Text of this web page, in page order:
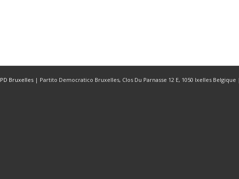
PD Bruxelles | Partito Democratico Bruxelles, Clos Du Parnasse 12 E, 1050 Ixelles Belgique |